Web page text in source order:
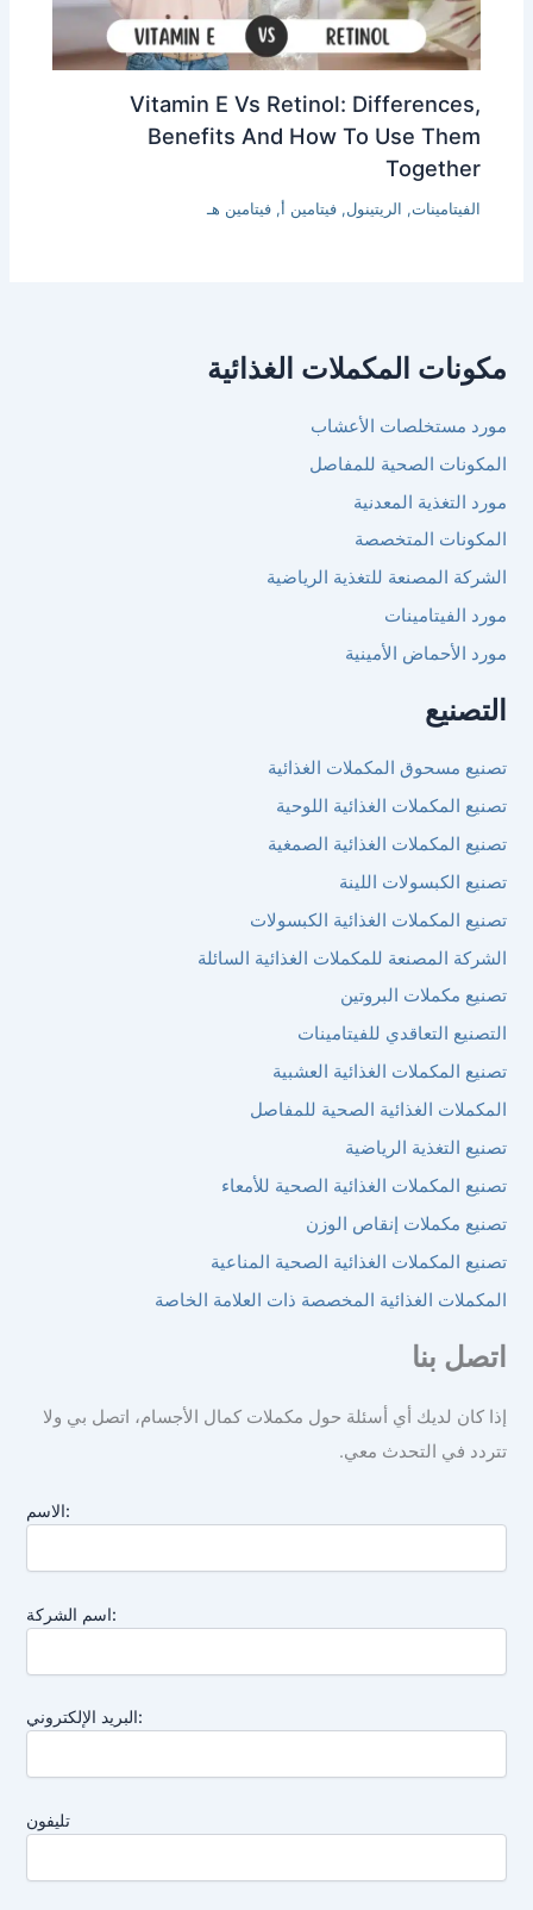
Vitamin E Vs Retinol:
Benefits And How To Use
الريتينول,فيتامين أ,فيتامين هـ
المكملات الغذائية
الأعشاب
للمفاصل
المعدنية
للتغذية الرياضية
الأمينية
المكملات الغذائية
الغذائية اللوحية
الغذائية الصمغية
اللينة
الغذائية الكبسولات
للمكملات الغذائية السائلة
البروتين
للفيتامينات
الغذائية العشبية
الصحية للمفاصل
الرياضية
الغذائية الصحية للأمعاء
إنقاص الوزن
الغذائية الصحية المناعية
المخصصة ذات العلامة الخاصة
أي أسئلة حول مكملات كمال الأجسام، اتصل بي ولا
معي.